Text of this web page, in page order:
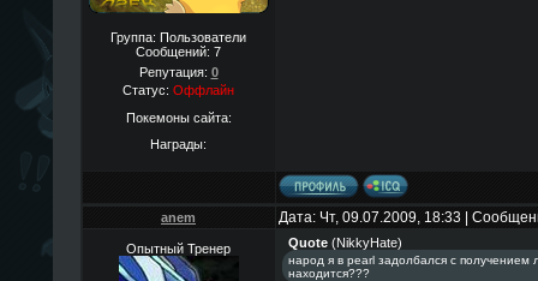
Группа: Пользователи
Сообщений: 7
Репутация: 0
Статус: Оффлайн
Покемоны сайта:
Награды:
anem Дата: Чт, 09.07.2009, 18:33 |
Опытный Тренер Quote(NikkyHate)
народ я в pearl задолбался с получением
находится???